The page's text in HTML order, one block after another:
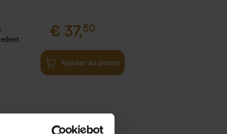
€ 37,50
Ajouter au panier